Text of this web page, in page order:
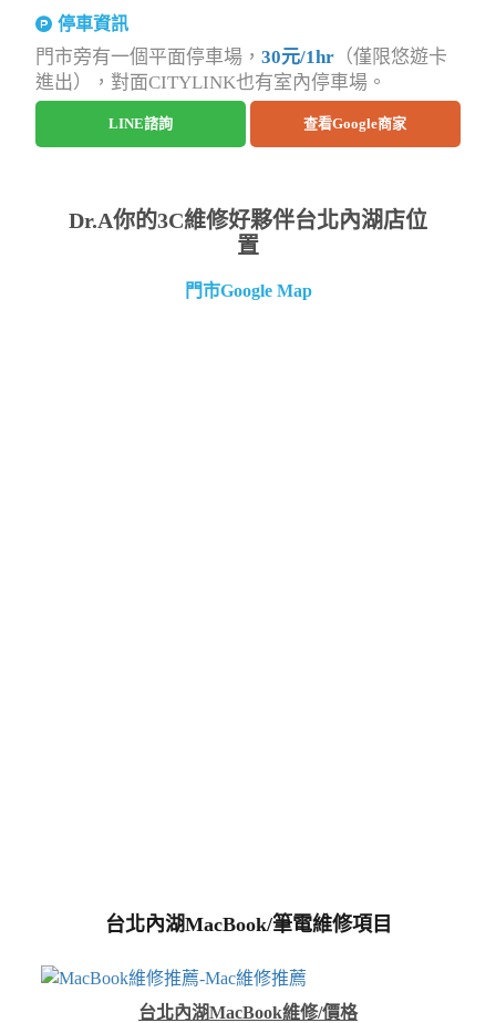
停車資訊
門市旁有一個平面停車場，30元/1hr （僅限悠遊卡
進出），對面CITYLINK也有室內停車場。
LINE諮詢 查看Google商家
Dr.A你的3C維修好夥伴台北內湖店位
置
門市Google Map
台北內湖MacBook/筆電維修項目
台北內湖MacBook維修/價格